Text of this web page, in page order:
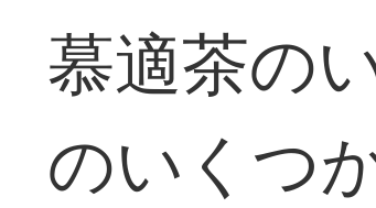
慕適茶の
のいくつ